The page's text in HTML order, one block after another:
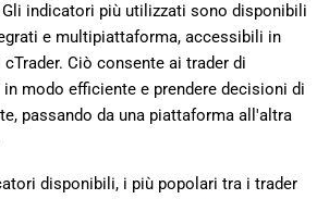
ไทย
Tiếng Việt
한국어
日本語
indicatori più utilizzati sono disponibili
e multipiattaforma, accessibili in
Ciò consente ai trader di
modo efficiente e prendere decisioni di
passando da una piattaforma all'altra
disponibili, i più popolari tra i trader